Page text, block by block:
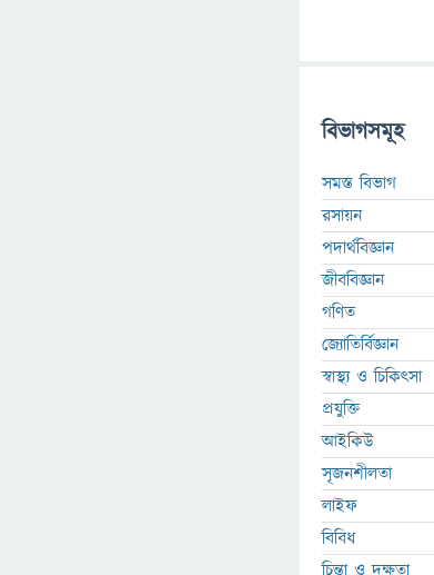
বিভাগসমূহ
সমস্ত বিভাগ
রসায়ন
পদার্থবিজ্ঞান
জীববিজ্ঞান
গণিত
জ্যোতির্বিজ্ঞান
স্বাস্থ্য ও চিকিৎসা
প্রযুক্তি
আইকিউ
সৃজনশীলতা
লাইফ
বিবিধ
চিন্তা ও দক্ষতা